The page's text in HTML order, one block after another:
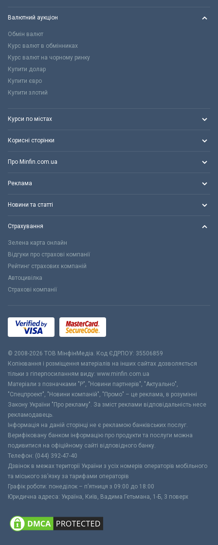
Валютний аукціон
Обмін валют
Курс валют в обмінниках
Курс валют на чорному ринку
Купити долар
Купити євро
Купити злотий
Курси по містах
Корисні сторінки
Про Minfin.com.ua
Реклама
Новини та статті
Страхування
Зелена карта онлайн
Відгуки про страхові компанії
Рейтинг страхових компаній
Автоцивілка
Страхові компанії
© 2008-2026 ТОВ МiнфiнМедiа. Код ЄДРПОУ: 35506859
Копіювання і розміщення матеріалів на інших сайтах дозволяється
тільки з гіперпосиланням виду: www.minfin.com.ua
Матеріали з позначками "Р", "Новини партнерів", "Актуально",
"Спецпроект", "Новини компаній", "Промо" – це реклама, в розумінні
Закону України "Про рекламу". За зміст реклами відповідальність несе
рекламодавець.
Інформація на даній сторінці не є рекламою банківських послуг.
Верифіковану банком інформацію про продукти та послуги можна
подивитися на офіційному сайті відповідного банку.
Телефон: (044) 392-47-40
Дзвінок в межах території України з усіх номерів операторів мобільного
та міського зв’язку за тарифами операторів
Графік роботи: понеділок – п’ятниця з 09:00 до 18:00
Юридична адреса: Україна, Київ, Вадима Гетьмана, 1-Б, 3 поверх